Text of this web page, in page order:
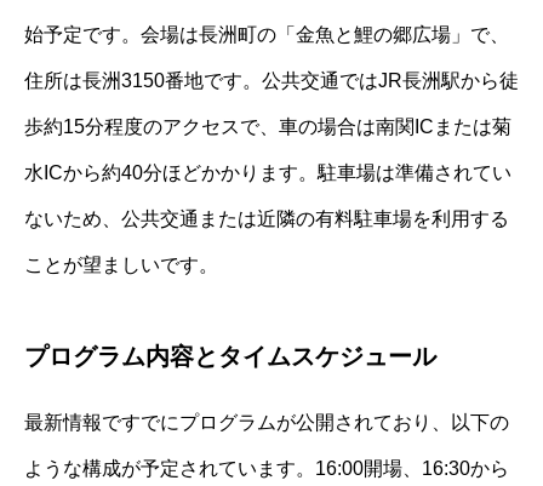
始予定です。会場は長洲町の「金魚と鯉の郷広場」で、
住所は長洲3150番地です。公共交通ではJR長洲駅から徒
歩約15分程度のアクセスで、車の場合は南関ICまたは菊
水ICから約40分ほどかかります。駐車場は準備されてい
ないため、公共交通または近隣の有料駐車場を利用する
ことが望ましいです。
プログラム内容とタイムスケジュール
最新情報ですでにプログラムが公開されており、以下の
ような構成が予定されています。16:00開場、16:30から